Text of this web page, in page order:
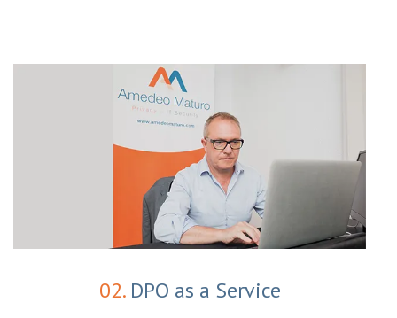
02.DPO as a Service